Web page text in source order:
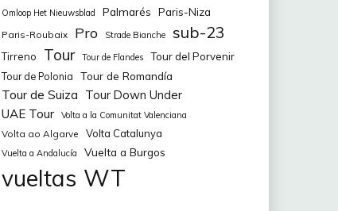
Omloop Het Nieuwsblad Palmarés Paris-Niza
Paris-Roubaix Pro Strade Bianche sub-23
Tirreno Tour Tour de Flandes Tour del Porvenir
Tour de Polonia Tour de Romandía
Tour de Suiza Tour Down Under
UAE Tour
Volta a la Comunitat Valenciana
Volta ao Algarve Volta Catalunya
Vuelta a Andalucía Vuelta a Burgos
vueltas WT